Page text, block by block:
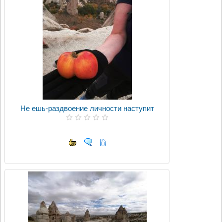
Не ешь-раздвоение личности наступит